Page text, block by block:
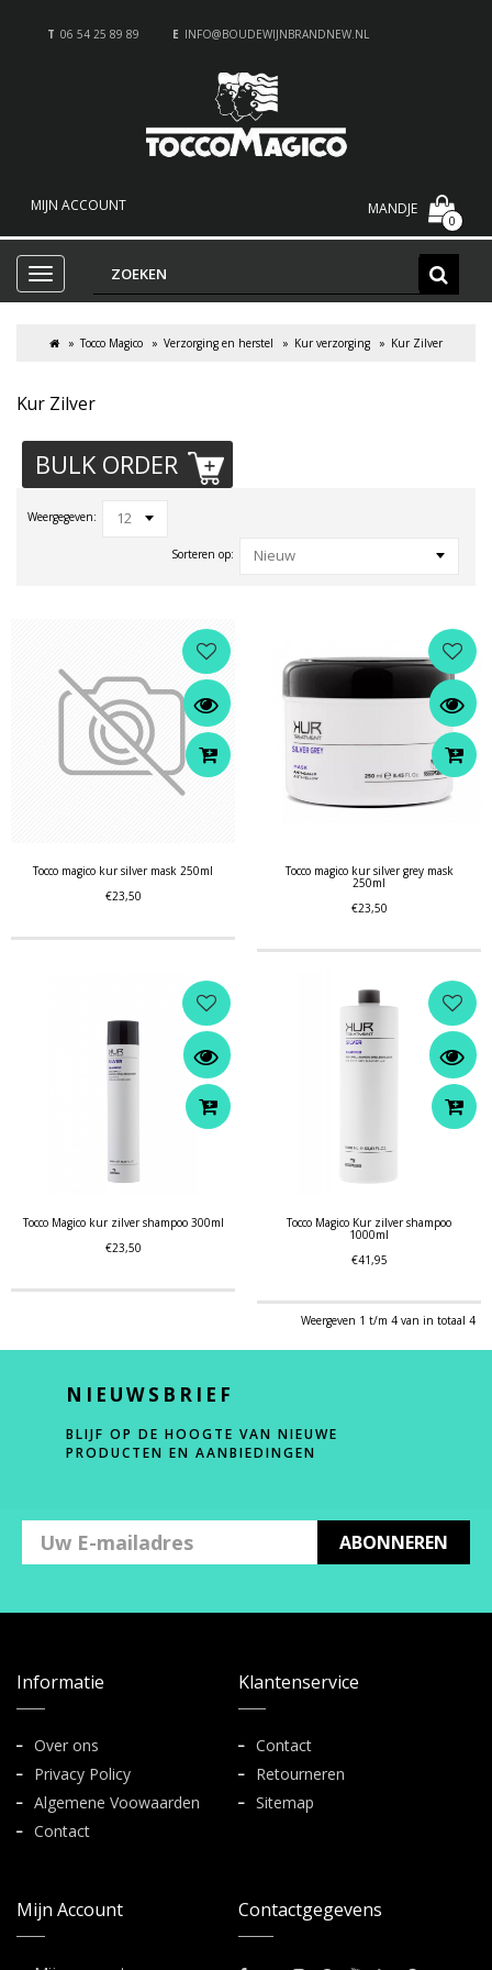
T 06 54 25 89 89 E INFO@BOUDEWIJNBRANDNEW.NL
MIJN ACCOUNT MANDJE
0
Tocco Magico Verzorging en herstel Kur verzorging Kur Zilver
Kur Zilver
BULK ORDER
Weergegeven: 12
Sorteren op: Nieuw
Tocco magico kur silver mask 250ml
€23,50
Tocco magico kur silver grey mask
250ml
€23,50
Tocco Magico kur zilver shampoo 300ml
€23,50
Tocco Magico Kur zilver shampoo
1000ml
€41,95
Weergeven 1 t/m 4 van in totaal 4
NIEUWSBRIEF
BLIJF OP DE HOOGTE VAN NIEUWE
PRODUCTEN EN AANBIEDINGEN
ABONNEREN
Informatie
Over ons
Privacy Policy
Algemene Voowaarden
Contact
Klantenservice
Contact
Retourneren
Sitemap
Mijn Account Contactgegevens